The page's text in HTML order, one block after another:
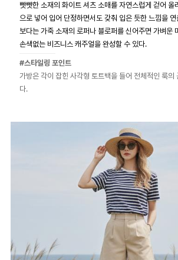
빳빳한 소재의 화이트 셔츠 소매를 자연스럽게 걷어 올
으로 넣어 입어 단정하면서도 갖춰 입은 듯한 느낌을
보다는 가죽 소재의 로퍼나 블로퍼를 신어주면 가벼운
손색없는 비즈니스 캐주얼을 완성할 수 있다.
#스타일링 포인트
가방은 각이 잡힌 사각형 토트백을 들어 전체적인 룩의
다.